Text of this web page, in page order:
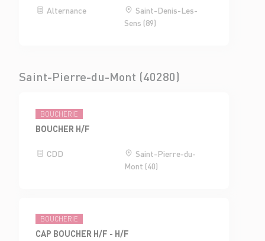
Alternance
Saint-Denis-Les-
Sens (89)
Saint-Pierre-du-Mont (40280)
BOUCHERIE
BOUCHER H/F
CDD
Saint-Pierre-du-
Mont (40)
BOUCHERIE
CAP BOUCHER H/F - H/F